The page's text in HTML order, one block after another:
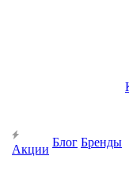
Акции
Блог Бренды